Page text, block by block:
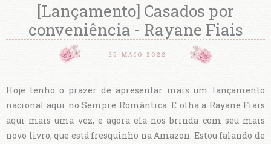
[Lançamento] Casados por
conveniência - Rayane Fiais
25 MAIO 2022
Hoje tenho o prazer de apresentar mais um lançamento
nacional aqui no Sempre Romântica. E olha a Rayane Fiais
aqui mais uma vez, e agora ela nos brinda com seu mais
novo livro, que está fresquinho na Amazon. Estou falando de